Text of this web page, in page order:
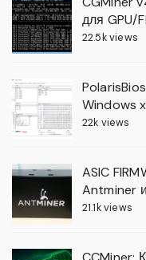
для GPU/
22.5k views
Windows
22k views
ASIC
Antminer
21.1k views